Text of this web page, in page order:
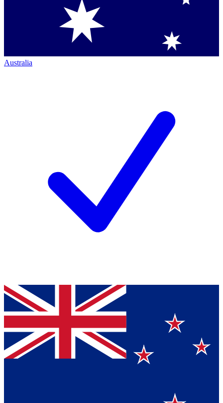
Australia